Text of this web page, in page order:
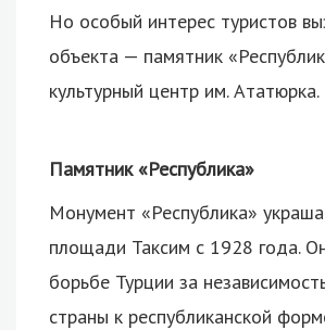
Но особый интерес туристов
объекта — памятник
культурный центр им. Ататюрка.
Памятник «Республика»
Монумент «Республика»
площади Таксим с 1928 года.
борьбе Турции за
страны к республиканской